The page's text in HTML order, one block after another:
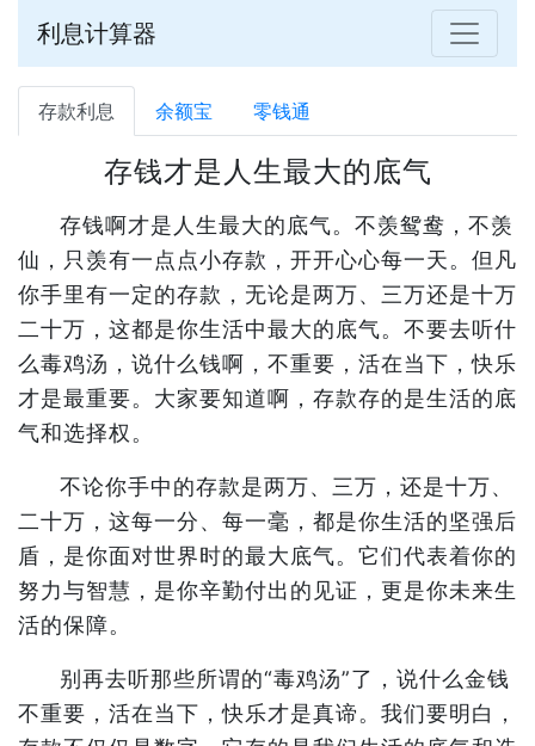
利息计算器
存款利息 余额宝 零钱通
存钱才是人生最大的底气
存钱啊才是人生最大的底气。不羡鸳鸯，不羡
仙，只羡有一点点小存款，开开心心每一天。但凡
你手里有一定的存款，无论是两万、三万还是十万
二十万，这都是你生活中最大的底气。不要去听什
么毒鸡汤，说什么钱啊，不重要，活在当下，快乐
才是最重要。大家要知道啊，存款存的是生活的底
气和选择权。
不论你手中的存款是两万、三万，还是十万、
二十万，这每一分、每一毫，都是你生活的坚强后
盾，是你面对世界时的最大底气。它们代表着你的
努力与智慧，是你辛勤付出的见证，更是你未来生
活的保障。
别再去听那些所谓的“毒鸡汤”了，说什么金钱
不重要，活在当下，快乐才是真谛。我们要明白，